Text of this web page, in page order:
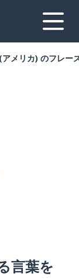
メリカ) のフレー
言葉を